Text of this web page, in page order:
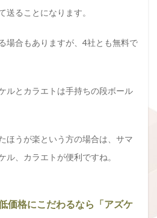
送ることになります。
場合もありますが、4社とも無料で
ルとカラエトは手持ちの段ボール
ほうが楽という方の場合は、サマ
ル、カラエトが便利ですね。
価格にこだわるなら「アズケ